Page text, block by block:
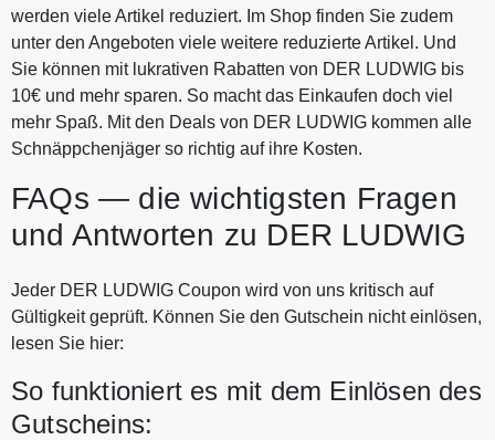
werden viele Artikel reduziert. Im Shop finden Sie zudem
unter den Angeboten viele weitere reduzierte Artikel. Und
Sie können mit lukrativen Rabatten von DER LUDWIG bis
10€ und mehr sparen. So macht das Einkaufen doch viel
mehr Spaß. Mit den Deals von DER LUDWIG kommen alle
Schnäppchenjäger so richtig auf ihre Kosten.
FAQs — die wichtigsten Fragen
und Antworten zu DER LUDWIG
Jeder DER LUDWIG Coupon wird von uns kritisch auf
Gültigkeit geprüft. Können Sie den Gutschein nicht einlösen,
lesen Sie hier:
So funktioniert es mit dem Einlösen des
Gutscheins: